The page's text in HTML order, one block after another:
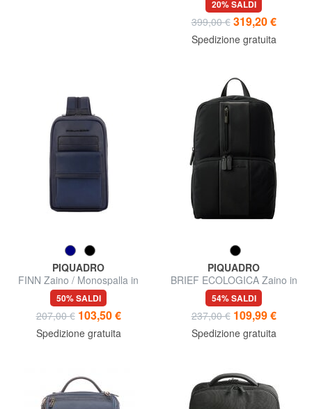
20% SALDI
399,00 € 319,20 €
Spedizione gratuita
PIQUADRO
FINN Zaino / Monospalla in
pelle
50% SALDI
207,00 € 103,50 €
Spedizione gratuita
PIQUADRO
BRIEF ECOLOGICA Zaino in
tessuto riciclato, pc 14"
54% SALDI
237,00 € 109,99 €
Spedizione gratuita